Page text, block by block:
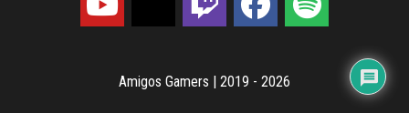
Amigos Gamers | 2019 - 2026